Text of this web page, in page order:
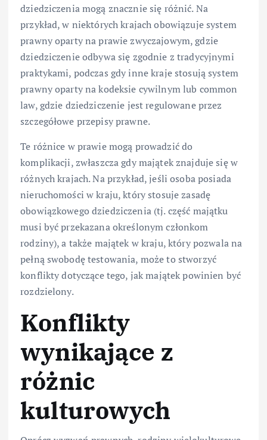
dziedziczenia mogą znacznie się różnić. Na
przykład, w niektórych krajach obowiązuje system
prawny oparty na prawie zwyczajowym, gdzie
dziedziczenie odbywa się zgodnie z tradycyjnymi
praktykami, podczas gdy inne kraje stosują system
prawny oparty na kodeksie cywilnym lub common
law, gdzie dziedziczenie jest regulowane przez
szczegółowe przepisy prawne.
Te różnice w prawie mogą prowadzić do
komplikacji, zwłaszcza gdy majątek znajduje się w
różnych krajach. Na przykład, jeśli osoba posiada
nieruchomości w kraju, który stosuje zasadę
obowiązkowego dziedziczenia (tj. część majątku
musi być przekazana określonym członkom
rodziny), a także majątek w kraju, który pozwala na
pełną swobodę testowania, może to stworzyć
konflikty dotyczące tego, jak majątek powinien być
rozdzielony.
Konflikty
wynikające z
różnic
kulturowych